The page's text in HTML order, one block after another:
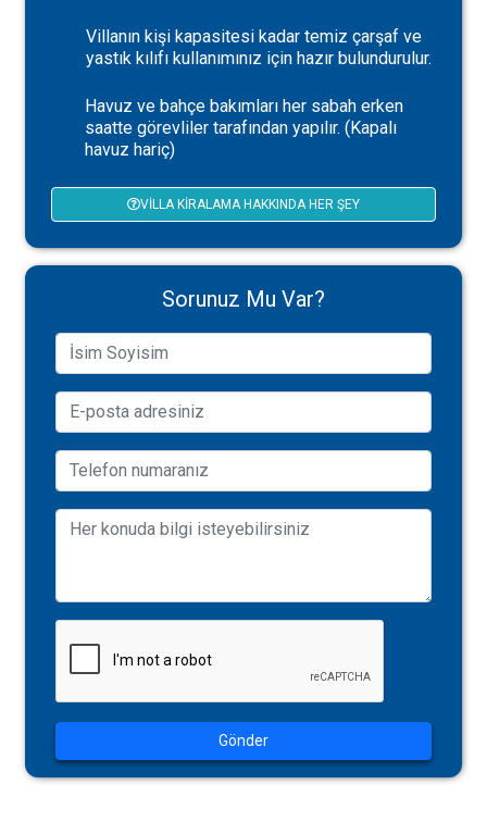
Villanın kişi kapasitesi kadar temiz çarşaf ve
yastık kılıfı kullanımınız için hazır bulundurulur.
Havuz ve bahçe bakımları her sabah erken
saatte görevliler tarafından yapılır. (Kapalı
havuz hariç)
VILLA KIRALAMA HAKKINDA HER ŞEY
Sorunuz Mu Var?
Gönder